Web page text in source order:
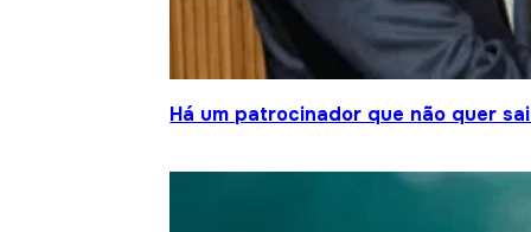
Há um patrocinador que não quer